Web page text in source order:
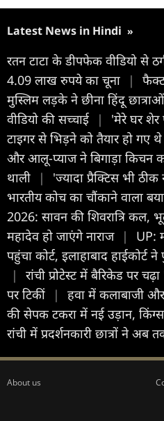
Latest News in Hindi »
रतन टाटा के डीपफेक वीडियो से
4.09 लाख रुपये का चूना
|
मुस्लिम लड़के ने छीना हिंदू
वीडियो की सच्चाई
|
'मेरे घर
टाइगर से भिड़ने को तैयार हो गए
और आलू-प्याज ने बिगाड़ा किचन
थाली
|
'ज्यादा प्रैक्टिस भी
भारतीय कोच का चौंकाने वाला
2026: सावन की शिवरात्रि कल,
महादेव हो जाएंगे नाराज |
UP:
पहुंचा कोर्ट, इलाहाबाद हाईकोर्ट
|
रांची प्रोटेस्ट में बैरिकेड पर
पर टिकीं
|
हवा में कलाबाजी
की सेपक टकरा में नई उड़ान,
रांची में प्रदर्शनकारी छात्रों ने
About us